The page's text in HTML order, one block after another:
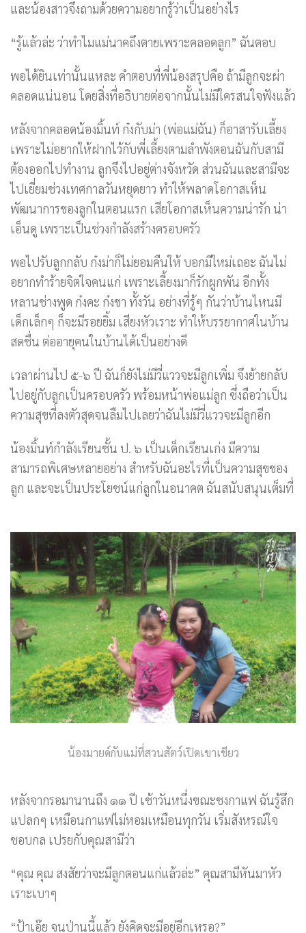
และน้องสาวจึงถามด้วยความอยากรู้ว่าเป็นอย่างไร
“รู้แล้วล่ะ ว่าทำไมแม่นาคถึงตายเพราะคลอดลูก” ฉันตอบ
พอได้ยินเท่านั้นแหละ คำตอบที่พี่น้องสรุปคือ ถ้ามีลูกจะผ่า
คลอดแน่นอน โดยสิ่งที่อธิบายต่อจากนั้นไม่มีใครสนใจฟังแล้ว
หลังจากคลอดน้องมิ้นท์ ก๋งกับม่า (พ่อแม่ฉัน) ก็อาสารับเลี้ยง
เพราะไม่อยากให้ฝากไว้กับพี่เลี้ยงตามลำพังตอนฉันกับสามี
ต้องออกไปทำงาน ลูกจึงไปอยู่ต่างจังหวัด ส่วนฉันและสามีจะ
ไปเยี่ยมช่วงเทศกาลวันหยุดยาว ทำให้พลาดโอกาสเห็น
พัฒนาการของลูกในตอนแรก เสียโอกาสเห็นความน่ารัก น่า
เอ็นดู เพราะเป็นช่วงกำลังสร้างครอบครัว
พอไปรับลูกกลับ ก๋งม่าก็ไม่ยอมคืนให้ บอกมีใหม่เถอะ ฉันไม่
อยากทำร้ายจิตใจคนแก่ เพราะเลี้ยงมาก็รักผูกพัน อีกทั้ง
หลานช่างพูด ก๋งคะ ก๋งขา ทั้งวัน อย่างที่รู้ๆ กันว่าบ้านไหนมี
เด็กเล็กๆ ก็จะมีรอยยิ้ม เสียงหัวเราะ ทำให้บรรยากาศในบ้าน
สดชื่น ต่ออายุคนในบ้านได้เป็นอย่างดี
เวลาผ่านไป ๕-๖ ปี ฉันก็ยังไม่มีวี่แววจะมีลูกเพิ่ม จึงย้ายกลับ
ไปอยู่กับลูกเป็นครอบครัว พร้อมหน้าพ่อแม่ลูก ซึ่งถือว่าเป็น
ความสุขที่ลงตัวสุดจนลืมไปเลยว่าฉันไม่มีวี่แววจะมีลูกอีก
น้องมิ้นท์กำลังเรียนชั้น ป. ๖ เป็นเด็กเรียนเก่ง มีความ
สามารถพิเศษหลายอย่าง สำหรับฉันอะไรที่เป็นความสุขของ
ลูก และจะเป็นประโยชน์แก่ลูกในอนาคต ฉันสนับสนุนเต็มที่
น้องมายด์กับแม่ที่สวนสัตว์เปิดเขาเขียว
หลังจากรอมานานถึง ๑๑ ปี เช้าวันหนึ่งขณะชงกาแฟ ฉันรู้สึก
แปลกๆ เหมือนกาแฟไม่หอมเหมือนทุกวัน เริ่มสังหรณ์ใจ
ชอบกล เปรยกับคุณสามีว่า
“คุณ คุณ สงสัยว่าจะมีลูกตอนแก่แล้วล่ะ” คุณสามีหันมาหัว
เราะเบาๆ
“ป้าเอ๊ย จนป่านนี้แล้ว ยังคิดจะมีอยู่อีกเหรอ?”